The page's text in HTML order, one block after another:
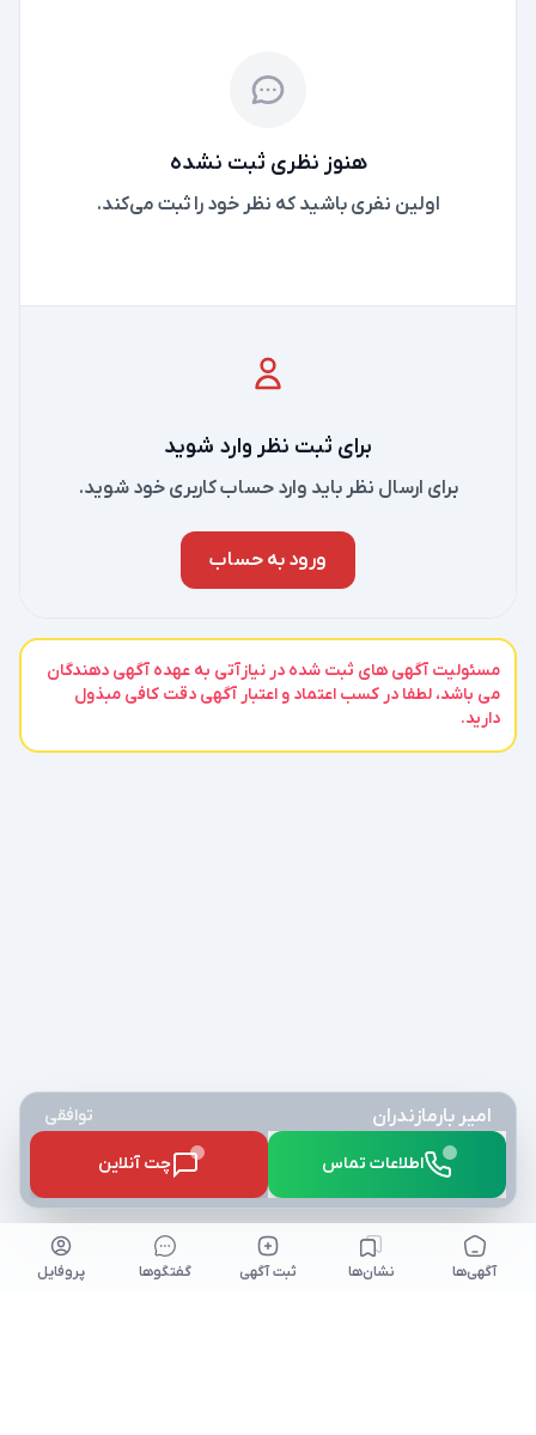
هنوز نظری ثبت نشده
اولین نفری باشید که نظر خود را ثبت می‌کند.
برای ثبت نظر وارد شوید
برای ارسال نظر باید وارد حساب کاربری خود شوید.
ورود به حساب
مسئولیت آگهی های ثبت شده در نیازآتی به عهده آگهی دهندگان
می باشد، لطفا در کسب اعتماد و اعتبار آگهی دقت کافی مبذول
دارید.
امیر بارمازندران توافقی
اطلاعات تماس چت آنلاین
آگهی‌ها نشان‌ها ثبت آگهی گفتگو‌ها پروفایل